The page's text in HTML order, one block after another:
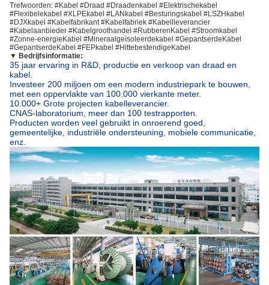
Trefwoorden: #Kabel #Draad #Draadenkabel #Elektrischekabel
#Flexibelekabel #XLPEkabel #LANkabel #Besturingskabel #LSZHkabel
#DJXkabel #Kabelfabrikant #Kabelfabriek #Kabellleverancier
#Kabelaanbieder #Kabelgroothandel #RubberenKabel #Stroomkabel
#Zonne-energieKabel #Mineraalgeïsoleerdekabel #GepantserdeKabel
#GepantserdeKabel #FEPkabel #HittebestendigeKabel
▼ Bedrijfsinformatie:
35 jaar ervaring in R&D, productie en verkoop van draad en
kabel.
Investeer 200 miljoen om een modern industriepark te bouwen,
met een oppervlakte van 100.000 vierkante meter.
10.000+ Grote projecten kabelleverancier.
CNAS-laboratorium, meer dan 100 testrapporten.
Producten worden veel gebruikt in onroerend goed,
gemeentelijke, industriële ondersteuning, mobiele communicatie,
enz.